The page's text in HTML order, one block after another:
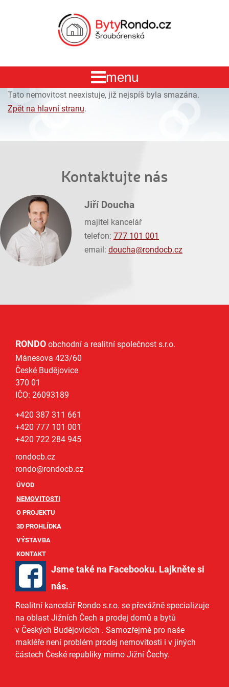
Tato nemovitost neexistuje, již nejspíš byla smazána.
Zpět na hlavní stranu.
Kontaktujte nás
Jiří Doucha
majitel kancelář
telefon: 777 101 001
email: doucha@rondocb.cz
RONDO obchodní a realitní společnost s.r.o.
Mánesova 423/60
České Budějovice
370 01
IČO: 26093189
+420 387 311 661
+420 777 101 001
+420 722 284 945
rondocb.cz
rondo@rondocb.cz
ÚVOD
NEMOVITOSTI
O PROJEKTU
3D PROHLÍDKA
VÝSTAVBA
KONTAKT
Jsme také na Facebooku. Lajkněte si
nás.
Realitní kancelář Rondo s.r.o. se převážně specializuje
na oblast Jižních Čech a prodej domů a bytů
v Českých Budějovicích . Samozřejmě pro naše
makléře není problém prodej nemovitosti i v jiných
částech České republiky mimo Jižní Čechy.